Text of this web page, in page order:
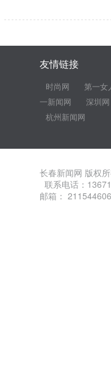
友情链接
时尚网 第一女
一新闻网
深圳网
杭州新闻网
长春新闻网 版权
联系电话：
邮箱：